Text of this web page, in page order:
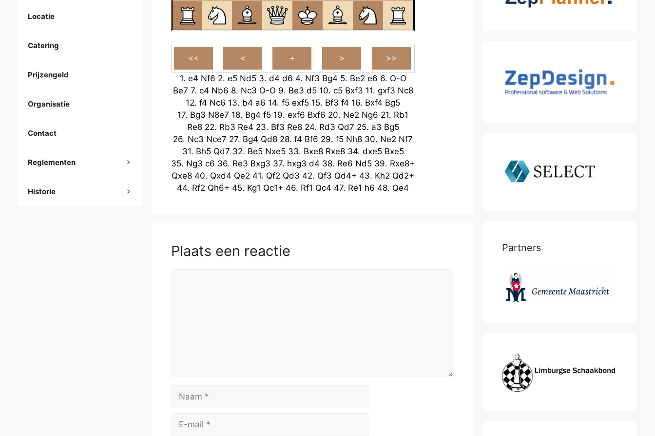
1. e4 Nf6 2. e5 Nd5 3. d4 d6 4. Nf3 Bg4 5. Be2 e6 6. O-O
Be7 7. c4 Nb6 8. Nc3 O-O 9. Be3 d5 10. c5 Bxf3 11. gxf3 Nc8
12. f4 Nc6 13. b4 a6 14. f5 exf5 15. Bf3 f4 16. Bxf4 Bg5
17. Bg3 N8e7 18. Bg4 f5 19. exf6 Bxf6 20. Ne2 Ng6 21. Rb1
Re8 22. Rb3 Re4 23. Bf3 Re8 24. Rd3 Qd7 25. a3 Bg5
26. Nc3 Nce7 27. Bg4 Qd8 28. f4 Bf6 29. f5 Nh8 30. Ne2 Nf7
31. Bh5 Qd7 32. Be5 Nxe5 33. Bxe8 Rxe8 34. dxe5 Bxe5
35. Ng3 c6 36. Re3 Bxg3 37. hxg3 d4 38. Re6 Nd5 39. Rxe8+
Qxe8 40. Qxd4 Qe2 41. Qf2 Qd3 42. Qf3 Qd4+ 43. Kh2 Qd2+
44. Rf2 Qh6+ 45. Kg1 Qc1+ 46. Rf1 Qc4 47. Re1 h6 48. Qe4
Plaats een reactie
mail
Locatie
Catering
Prijzengeld
Organisatie
Contact
Reglementen
Historie
Partners